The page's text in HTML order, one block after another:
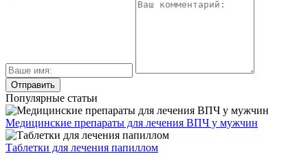
Популярные статьи
Медицинские препараты для лечения ВПЧ у мужчин
Таблетки для лечения папиллом